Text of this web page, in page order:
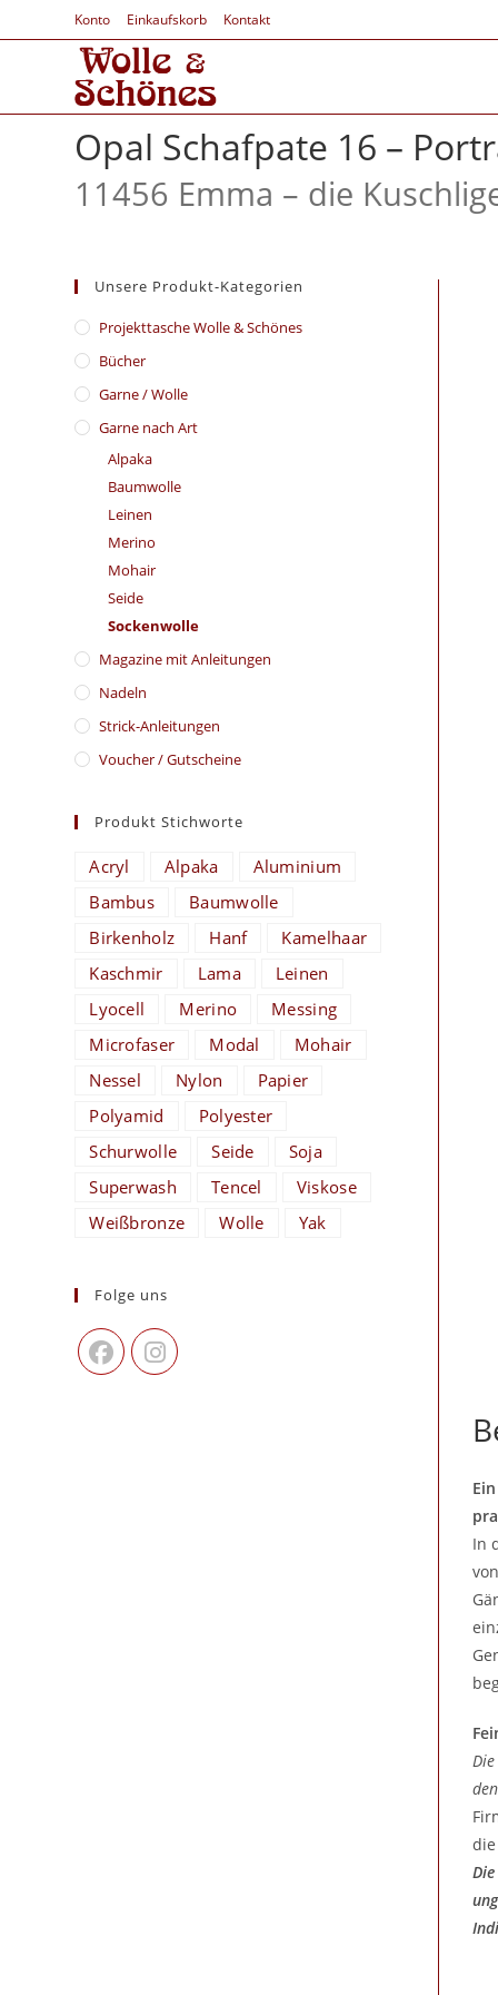
Konto Einkaufskorb Kontakt
Opal Schafpate 16 –
11456 Emma – die
In
Unsere Produkt-Kategorien
​Projekttasche Wolle & Schönes
Bücher
Garne / Wolle
Garne nach Art
Alpaka
Baumwolle
Leinen
Merino
Mohair
Seide
Sockenwolle
Magazine mit Anleitungen
Nadeln
Strick-Anleitungen
Voucher / Gutscheine
Produkt Stichworte
Acryl Alpaka
Aluminium
Bambus
Baumwolle
Birkenholz
Hanf
Kamelhaar
Kaschmir
Lama
Leinen
Lyocell
Merino
Messing
Microfaser
Modal
Mohair
Nessel
Nylon
Papier
Polyamid
Polyester
Schurwolle
Seide
Soja
Superwash
Tencel
Viskose
Weißbronze
Wolle Yak
Folge uns